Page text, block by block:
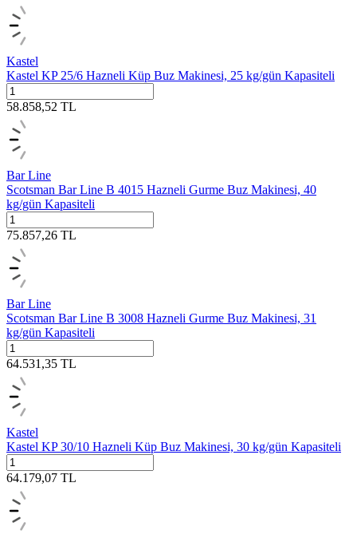
Kastel
Kastel KP 25/6 Hazneli Küp Buz Makinesi, 25 kg/gün Kapasiteli
58.858,52 TL
Bar Line
Scotsman Bar Line B 4015 Hazneli Gurme Buz Makinesi, 40
kg/gün Kapasiteli
75.857,26 TL
Bar Line
Scotsman Bar Line B 3008 Hazneli Gurme Buz Makinesi, 31
kg/gün Kapasiteli
64.531,35 TL
Kastel
Kastel KP 30/10 Hazneli Küp Buz Makinesi, 30 kg/gün Kapasiteli
64.179,07 TL